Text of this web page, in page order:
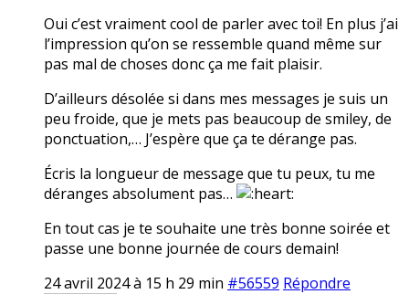
Oui c’est vraiment cool de parler avec toi! En plus j’ai
l’impression qu’on se ressemble quand même sur
pas mal de choses donc ça me fait plaisir.
D’ailleurs désolée si dans mes messages je suis un
peu froide, que je mets pas beaucoup de smiley, de
ponctuation,… J’espère que ça te dérange pas.
Écris la longueur de message que tu peux, tu me
déranges absolument pas…
En tout cas je te souhaite une très bonne soirée et
passe une bonne journée de cours demain!
24 avril 2024 à 15 h 29 min #56559 Répondre